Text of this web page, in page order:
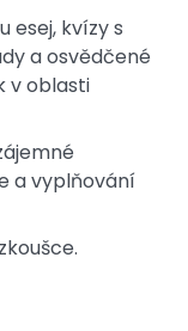
esej, kvízy s
a osvědčené
v oblasti
a vyplňování